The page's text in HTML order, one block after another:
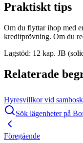
Praktiskt tips
Om du flyttar ihop med
kreditprövning. Om du
Lagstöd: 12 kap. JB
Relaterade
Hyresvillkor vid
Sök lägenheter på
Föregående